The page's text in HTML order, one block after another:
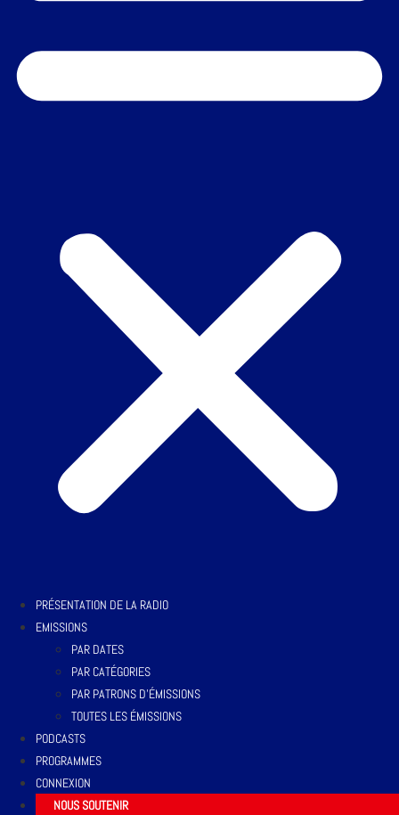
PRÉSENTATION DE LA RADIO
EMISSIONS
PAR DATES
PAR CATÉGORIES
PAR PATRONS D’ÉMISSIONS
TOUTES LES ÉMISSIONS
PODCASTS
PROGRAMMES
CONNEXION
NOUS SOUTENIR